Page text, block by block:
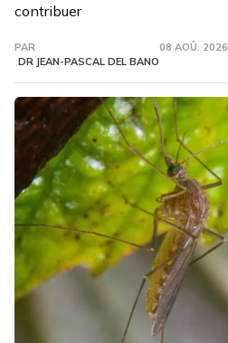
contribuer
PAR
DR JEAN-PASCAL DEL BANO
08 AOÛ. 2026